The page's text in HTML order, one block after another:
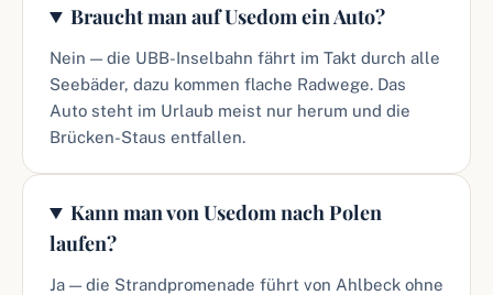
Braucht man auf Usedom ein Auto?
Nein — die UBB-Inselbahn fährt im Takt durch alle
Seebäder, dazu kommen flache Radwege. Das
Auto steht im Urlaub meist nur herum und die
Brücken-Staus entfallen.
Kann man von Usedom nach Polen
laufen?
Ja — die Strandpromenade führt von Ahlbeck ohne